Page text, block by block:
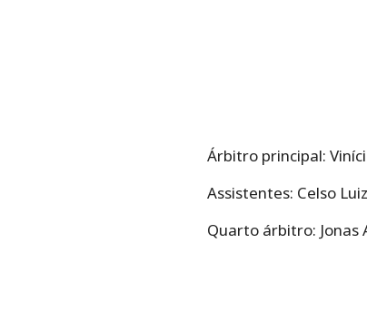
Árbitro principal:
Assistentes: Celso
Quarto árbitro: Jonas